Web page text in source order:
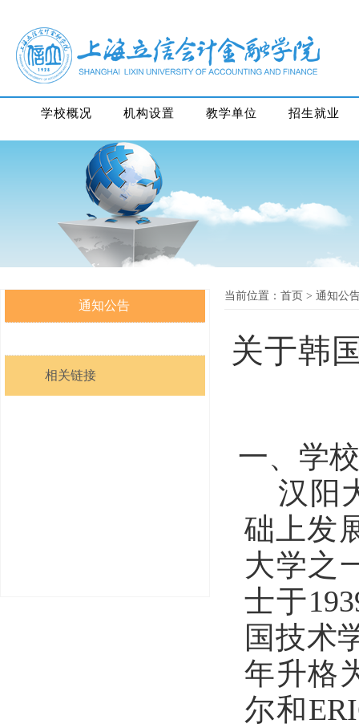
学校概况 机构设置 教学单位 招生就业
通知公告
相关链接
当前位置：首页 > 通知公
关于韩
一、学
汉阳
础上发
大学之
士于
国技术
年升格
尔和